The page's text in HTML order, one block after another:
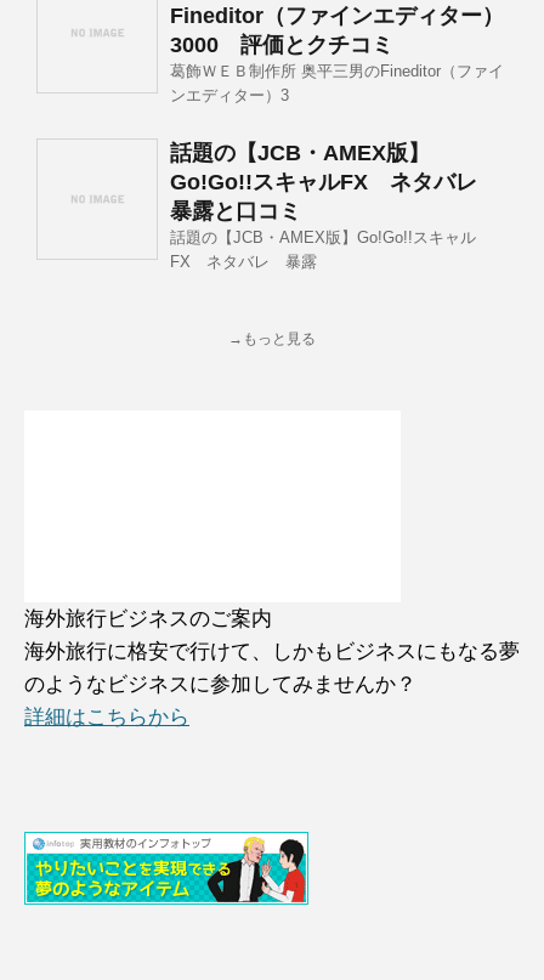
Fineditor（ファインエディター）
3000 評価とクチコミ
葛飾ＷＥＢ制作所 奥平三男のFineditor（ファイ
ンエディター）3
話題の【JCB・AMEX版】
Go!Go!!スキャルFX ネタバレ
暴露と口コミ
話題の【JCB・AMEX版】Go!Go!!スキャル
FX ネタバレ 暴露
→もっと見る
海外旅行ビジネスのご案内
海外旅行に格安で行けて、しかもビジネスにもなる夢
のようなビジネスに参加してみませんか？
詳細はこちらから